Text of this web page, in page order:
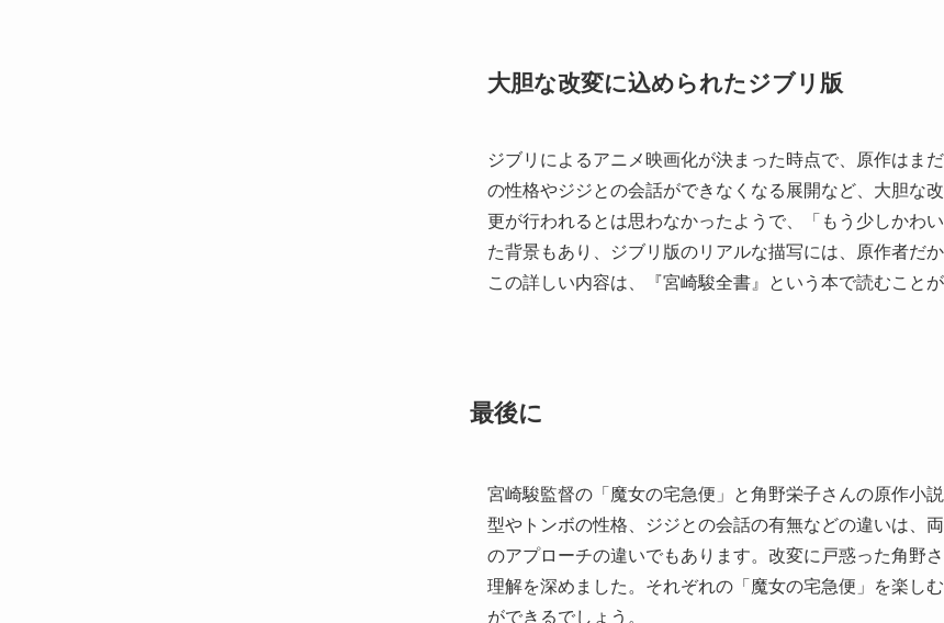
大胆な改変に込められたジブリ版
ジブリによるアニメ映画化が決まった時点で、原作はま
の性格やジジとの会話ができなくなる展開など、大胆な
更が行われるとは思わなかったようで、「もう少しかわ
た背景もあり、ジブリ版のリアルな描写には、原作者だ
この詳しい内容は、『宮崎駿全書』という本で読むことが
最後に
宮崎駿監督の「魔女の宅急便」と角野栄子さんの原作小
型やトンボの性格、ジジとの会話の有無などの違いは、
のアプローチの違いでもあります。改変に戸惑った角野
理解を深めました。それぞれの「魔女の宅急便」を楽し
ができるでしょう。